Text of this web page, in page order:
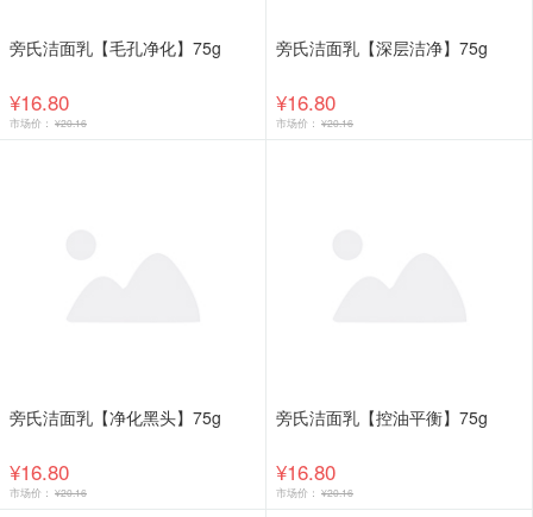
旁氏洁面乳【毛孔净化】75g
¥16.80
市场价： ¥20.16
旁氏洁面乳【深层洁净】75g
¥16.80
市场价： ¥20.16
旁氏洁面乳【净化黑头】75g
¥16.80
市场价： ¥20.16
旁氏洁面乳【控油平衡】75g
¥16.80
市场价： ¥20.16